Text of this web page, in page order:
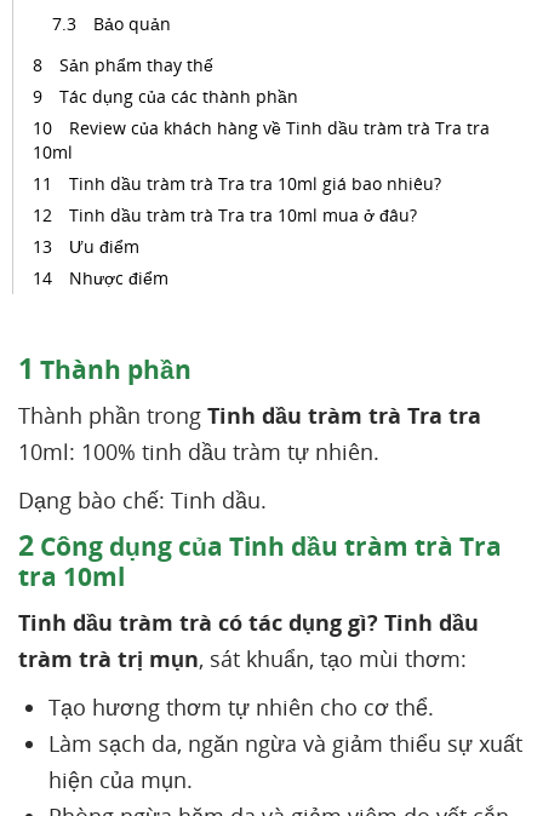
Bảo quản
Sản phẩm thay thế
Tác dụng của các thành phần
Review của khách hàng về Tinh dầu tràm trà Tra tra
10ml
Tinh dầu tràm trà Tra tra 10ml giá bao nhiêu?
Tinh dầu tràm trà Tra tra 10ml mua ở đâu?
Ưu điểm
Nhược điểm
1 Thành phần
Thành phần trong Tinh dầu tràm trà Tra tra
10ml: 100% tinh dầu tràm tự nhiên.
Dạng bào chế: Tinh dầu.
2 Công dụng của Tinh dầu tràm trà Tra
tra 10ml
Tinh dầu tràm trà có tác dụng gì? Tinh dầu
tràm trà trị mụn, sát khuẩn, tạo mùi thơm:
Tạo hương thơm tự nhiên cho cơ thể.
Làm sạch da, ngăn ngừa và giảm thiểu sự xuất
hiện của mụn.